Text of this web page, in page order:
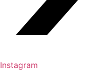
Instagram